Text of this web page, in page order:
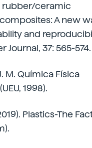
ceramic
A new
and
Journal, 37: 565-574.
M. Química Física
1998).
Plastics-The